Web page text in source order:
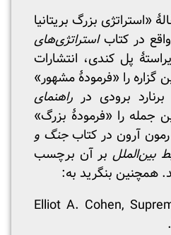
«استراتژی بزرگ بریتانیا
در کتاباستراتژی‌های
پل کندی، انتشارات
ییل، 1991) این گزاره را «فرمودۀ مشهور»
برودی در راهنمای
جمله را «فرمودۀ بزرگ»
آرون در کتابجنگ و
بین‌المللبر آن برچسب
همچنین بنگرید به:
Elliot A. Cohen,